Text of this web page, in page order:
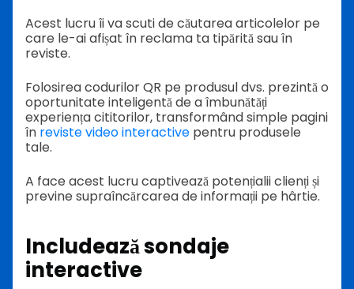
Acest lucru îi va scuti de căutarea articolelor pe
care le-ai afișat în reclama ta tipărită sau în
reviste.
Folosirea codurilor QR pe produsul dvs. prezintă o
oportunitate inteligentă de a îmbunătăți
experiența cititorilor, transformând simple pagini
în reviste video interactive pentru produsele
tale.
A face acest lucru captivează potențialii clienți și
previne supraîncărcarea de informații pe hârtie.
Includează sondaje
interactive